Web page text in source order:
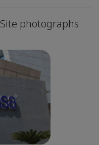
Site photographs